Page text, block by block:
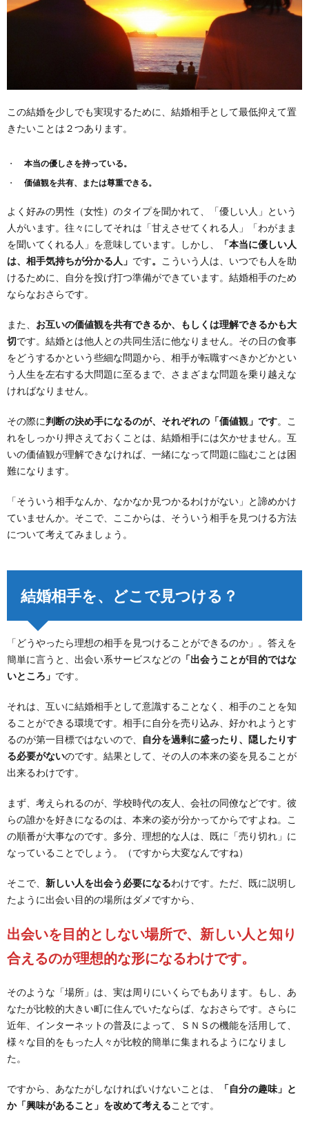
この結婚を少しでも実現するために、結婚相手として最低抑えて置
きたいことは２つあります。
本当の優しさを持っている。
価値観を共有、または尊重できる。
よく好みの男性（女性）のタイプを聞かれて、「優しい人」という
人がいます。往々にしてそれは「甘えさせてくれる人」「わがまま
を聞いてくれる人」を意味しています。しかし、
「本当に優しい人
は、相手気持ちが分かる人」 です。
こういう人は、いつでも人を助
けるために、自分を投げ打つ準備ができています。結婚相手のため
ならなおさらです。
また、 お互いの価値観を共有できるか、もしくは理解できるかも大
切です。結婚とは他人との共同生活に他なりません。その日の食事
をどうするかという些細な問題から、相手が転職すべきかどかとい
う人生を左右する大問題に至るまで、さまざまな問題を乗り越えな
ければなりません。
その際に判断の決め手になるのが、それぞれの「価値観」です。こ
れをしっかり押さえておくことは、結婚相手には欠かせません。互
いの価値観が理解できなければ、一緒になって問題に臨むことは困
難になります。
「そういう相手なんか、なかなか見つかるわけがない」と諦めかけ
ていませんか。そこで、ここからは、そういう相手を見つける方法
について考えてみましょう。
結婚相手を、どこで見つける？
「どうやったら理想の相手を見つけることができるのか」。答えを
簡単に言うと、出会い系サービスなどの 「出会うことが目的ではな
いところ」 です。
それは、互いに結婚相手として意識することなく、相手のことを知
ることができる環境です。相手に自分を売り込み、好かれようとす
るのが第一目標ではないので、
自分を過剰に盛ったり、隠したりす
る必要がないのです。結果として、その人の本来の姿を見ることが
出来るわけです。
まず、考えられるのが、学校時代の友人、会社の同僚などです。彼
らの誰かを好きになるのは、本来の姿が分かってからですよね。こ
の順番が大事なのです。多分、理想的な人は、既に「売り切れ」に
なっていることでしょう。（ですから大変なんですね）
そこで、 新しい人を出会う必要になるわけです。ただ、既に説明し
たように出会い目的の場所はダメですから、
出会いを目的としない場所で、新しい人と知り
合えるのが理想的な形になるわけです。
そのような「場所」は、実は周りにいくらでもあります。もし、あ
なたが比較的大きい町に住んでいたならば、なおさらです。さらに
近年、インターネットの普及によって、ＳＮＳの機能を活用して、
様々な目的をもった人々が比較的簡単に集まれるようになりまし
た。
ですから、あなたがしなければいけないことは、
「自分の趣味」と
か「興味があること」を改めて考えることです。